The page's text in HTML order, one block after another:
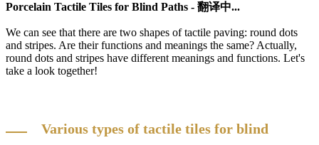
Porcelain Tactile Tiles for Blind Paths - 翻译中...
We can see that there are two shapes of tactile paving: round dots
and stripes. Are their functions and meanings the same? Actually,
round dots and stripes have different meanings and functions. Let's
take a look together!
Various types of tactile tiles for blind